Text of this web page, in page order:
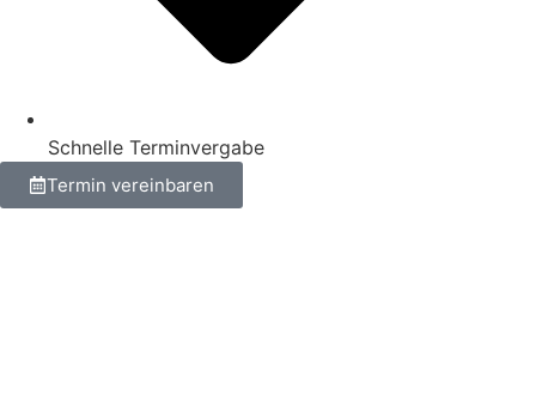
Schnelle Terminvergabe
Termin vereinbaren